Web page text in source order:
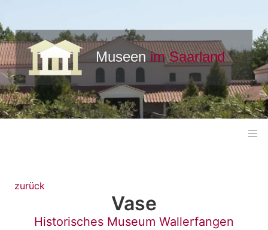
zurück
Vase
Historisches Museum Wallerfangen